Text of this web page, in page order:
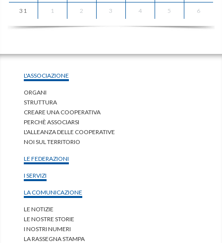
31 1 2 3 4 5 6
L'ASSOCIAZIONE
ORGANI
STRUTTURA
CREARE UNA COOPERATIVA
PERCHÈ ASSOCIARSI
L'ALLEANZA DELLE COOPERATIVE
NOI SUL TERRITORIO
LE FEDERAZIONI
I SERVIZI
LA COMUNICAZIONE
LE NOTIZIE
LE NOSTRE STORIE
I NOSTRI NUMERI
LA RASSEGNA STAMPA